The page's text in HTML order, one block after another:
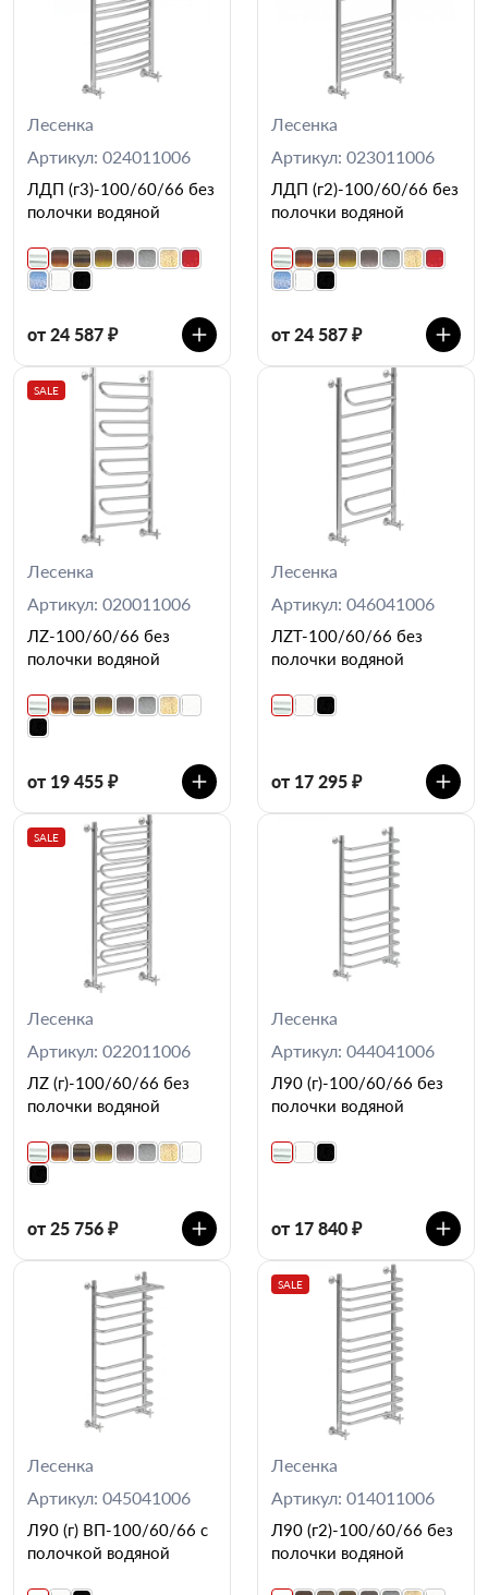
Лесенка
Артикул: 024011006
ЛДП (г3)-100/60/66 без
полочки водяной
от 24 587 ₽
Лесенка
Артикул: 023011006
ЛДП (г2)-100/60/66 без
полочки водяной
от 24 587 ₽
SALE
Лесенка
Артикул: 020011006
ЛZ-100/60/66 без
полочки водяной
от 19 455 ₽
Лесенка
Артикул: 046041006
ЛZT-100/60/66 без
полочки водяной
от 17 295 ₽
SALE
Лесенка
Артикул: 022011006
ЛZ (г)-100/60/66 без
полочки водяной
от 25 756 ₽
Лесенка
Артикул: 044041006
Л90 (г)-100/60/66 без
полочки водяной
от 17 840 ₽
Лесенка
Артикул: 045041006
Л90 (г) ВП-100/60/66 с
полочкой водяной
SALE
Лесенка
Артикул: 014011006
Л90 (г2)-100/60/66 без
полочки водяной